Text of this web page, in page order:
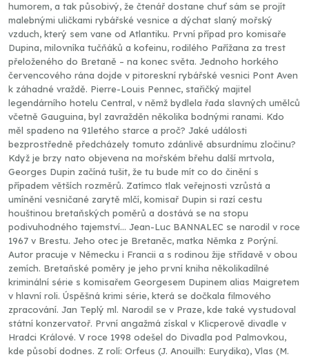
humorem, a tak působivý, že čtenář dostane chuť sám se projít
malebnými uličkami rybářské vesnice a dýchat slaný mořský
vzduch, který sem vane od Atlantiku. První případ pro komisaře
Dupina, milovníka tučňáků a kofeinu, rodilého Pařížana za trest
přeloženého do Bretaně – na konec světa. Jednoho horkého
červencového rána dojde v pitoreskní rybářské vesnici Pont Aven
k záhadné vraždě. Pierre-Louis Pennec, stařičký majitel
legendárního hotelu Central, v němž bydlela řada slavných umělců
včetně Gauguina, byl zavražděn několika bodnými ranami. Kdo
měl spadeno na 91letého starce a proč? Jaké události
bezprostředně předcházely tomuto zdánlivě absurdnímu zločinu?
Když je brzy nato objevena na mořském břehu další mrtvola,
Georges Dupin začíná tušit, že tu bude mít co do činění s
případem větších rozměrů. Zatímco tlak veřejnosti vzrůstá a
umínění vesničané zarytě mlčí, komisař Dupin si razí cestu
houštinou bretaňských poměrů a dostává se na stopu
podivuhodného tajemství… Jean-Luc BANNALEC se narodil v roce
1967 v Brestu. Jeho otec je Bretaněc, matka Němka z Porýní.
Autor pracuje v Německu i Francii a s rodinou žije střídavě v obou
zemích. Bretaňské poměry je jeho první kniha několikadílné
kriminální série s komisařem Georgesem Dupinem alias Maigretem
v hlavní roli. Úspěšná krimi série, která se dočkala filmového
zpracování. Jan Teplý ml. Narodil se v Praze, kde také vystudoval
státní konzervatoř. První angažmá získal v Klicperově divadle v
Hradci Králové. V roce 1998 odešel do Divadla pod Palmovkou,
kde působí dodnes. Z rolí: Orfeus (J. Anouilh: Eurydika), Vlas (M.